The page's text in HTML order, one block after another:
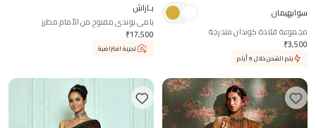
سوابهيمان
مجموعة قلادة كوندان متدرجة
₹3,500
يتم الشحن خلال 9 أيام
بـاراش
يامي بوندى مفتوح من الأمام مطرز
₹17,500
تجربة افتراضية